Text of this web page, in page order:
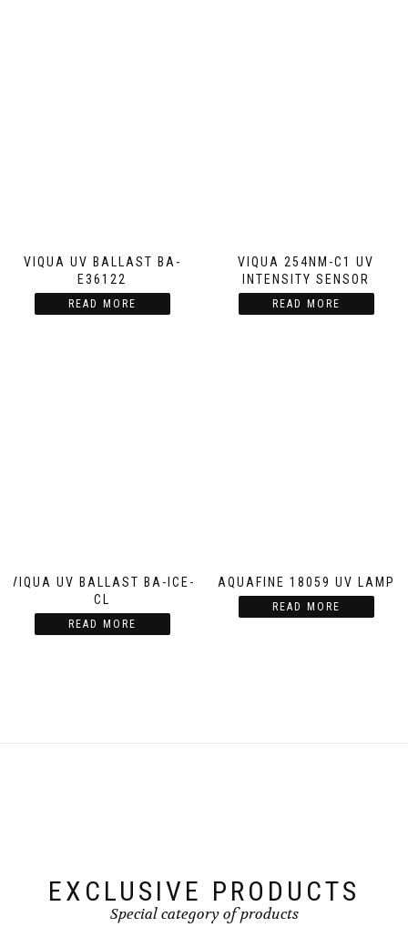
VIQUA UV BALLAST BA-
E36122
READ MORE
VIQUA 254NM-C1 UV
INTENSITY SENSOR
READ MORE
VIQUA UV BALLAST BA-ICE-
CL
READ MORE
AQUAFINE 18059 UV LAMP
READ MORE
EXCLUSIVE PRODUCTS
Special category of products